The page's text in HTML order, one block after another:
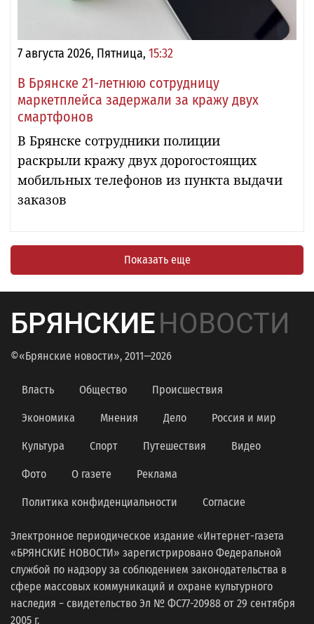
7 августа 2026, Пятница, 15:32
В Брянске 21-летнюю сотрудницу
маркетплейса задержали за кражу двух
смартфонов
В Брянске сотрудники полиции
раскрыли кражу двух дорогостоящих
мобильных телефонов из пункта выдачи
заказов
Показать еще
БРЯНСКИЕНОВОСТИ
©«Брянские новости», 2011—2026
Власть Общество Происшествия
Экономика Мнения Дело Россия и мир
Культура Спорт Путешествия Видео
Фото О газете Реклама
Политика конфиденциальности Согласие
Электронное периодическое издание «Интернет-газета
«БРЯНСКИЕ НОВОСТИ» зарегистрировано Федеральной
службой по надзору за соблюдением законодательства в
сфере массовых коммуникаций и охране культурного
наследия − свидетельство Эл № ФС77-20988 от 29 сентября
2005 г.